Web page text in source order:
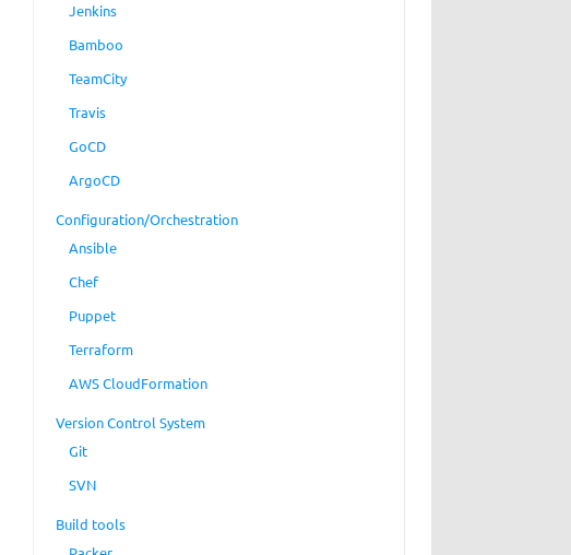
Jenkins
Bamboo
TeamCity
Travis
GoCD
ArgoCD
Configuration/Orchestration
Ansible
Chef
Puppet
Terraform
AWS CloudFormation
Version Control System
Git
SVN
Build tools